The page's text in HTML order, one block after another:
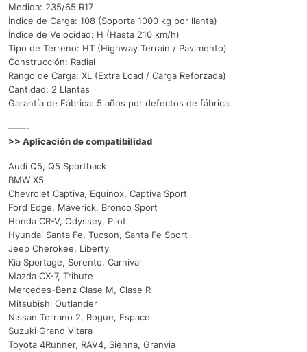
Medida: 235/65 R17
Índice de Carga: 108 (Soporta 1000 kg por llanta)
Índice de Velocidad: H (Hasta 210 km/h)
Tipo de Terreno: HT (Highway Terrain / Pavimento)
Construcción: Radial
Rango de Carga: XL (Extra Load / Carga Reforzada)
Cantidad: 2 Llantas
Garantía de Fábrica: 5 años por defectos de fábrica.
——-
>> Aplicación de compatibilidad
Audi Q5, Q5 Sportback
BMW X5
Chevrolet Captiva, Equinox, Captiva Sport
Ford Edge, Maverick, Bronco Sport
Honda CR-V, Odyssey, Pilot
Hyundai Santa Fe, Tucson, Santa Fe Sport
Jeep Cherokee, Liberty
Kia Sportage, Sorento, Carnival
Mazda CX-7, Tribute
Mercedes-Benz Clase M, Clase R
Mitsubishi Outlander
Nissan Terrano 2, Rogue, Espace
Suzuki Grand Vitara
Toyota 4Runner, RAV4, Sienna, Granvia